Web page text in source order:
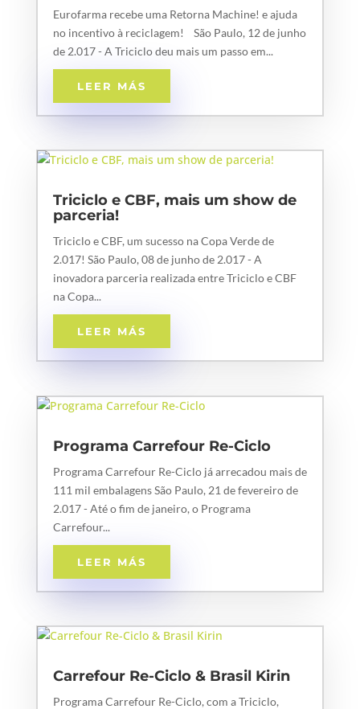
Eurofarma recebe uma Retorna Machine! e ajuda
no incentivo à reciclagem! São Paulo, 12 de junho
de 2.017 - A Triciclo deu mais um passo em...
LEER MÁS
Triciclo e CBF, mais um show de
parceria!
Triciclo e CBF, um sucesso na Copa Verde de
2.017! São Paulo, 08 de junho de 2.017 - A
inovadora parceria realizada entre Triciclo e CBF
na Copa...
LEER MÁS
Programa Carrefour Re-Ciclo
Programa Carrefour Re-Ciclo já arrecadou mais de
111 mil embalagens São Paulo, 21 de fevereiro de
2.017 - Até o fim de janeiro, o Programa
Carrefour...
LEER MÁS
Carrefour Re-Ciclo & Brasil Kirin
Programa Carrefour Re-Ciclo, com a Triciclo,